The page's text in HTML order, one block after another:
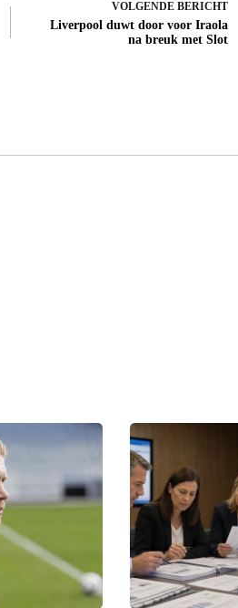
VOLGENDE BERICHT
Liverpool duwt door voor Iraola
na breuk met Slot